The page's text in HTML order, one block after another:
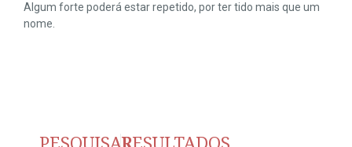
Algum forte poderá estar repetido, por ter tido mais que um
nome.